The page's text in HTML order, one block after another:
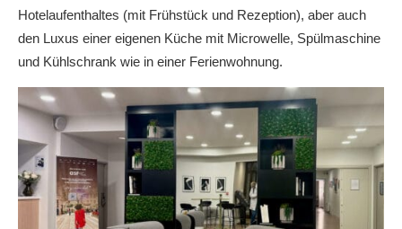
Hotelaufenthaltes (mit Frühstück und Rezeption), aber auch
den Luxus einer eigenen Küche mit Microwelle, Spülmaschine
und Kühlschrank wie in einer Ferienwohnung.